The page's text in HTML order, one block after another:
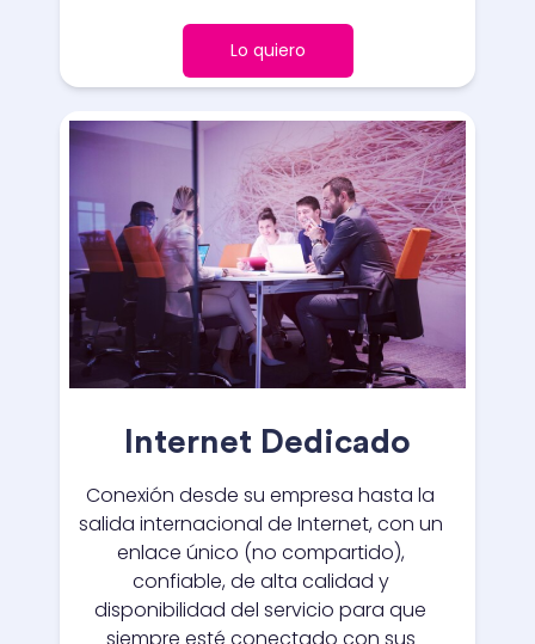
Lo quiero
Internet Dedicado
Conexión desde su empresa hasta la
salida internacional de Internet, con un
enlace único (no compartido),
confiable, de alta calidad y
disponibilidad del servicio para que